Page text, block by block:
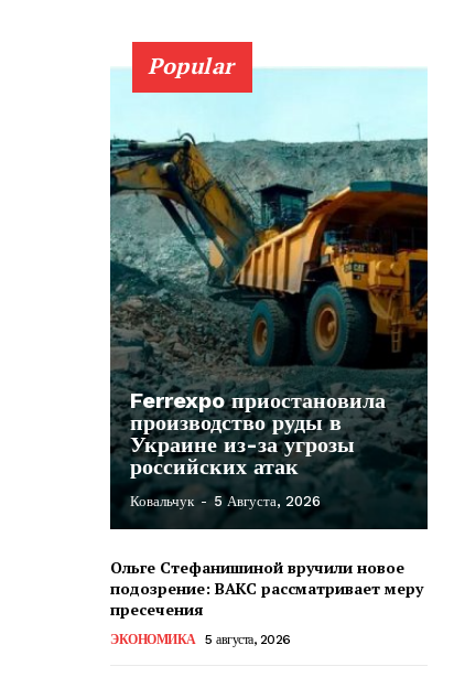
Popular
Ferrexpo приостановила
производство руды в
Украине из-за угрозы
российских атак
Ковальчук - 5 Августа, 2026
Ольге Стефанишиной вручили новое
подозрение: ВАКС рассматривает меру
пресечения
ЭКОНОМИКА 5 августа, 2026